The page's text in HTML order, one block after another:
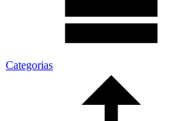
Categorias